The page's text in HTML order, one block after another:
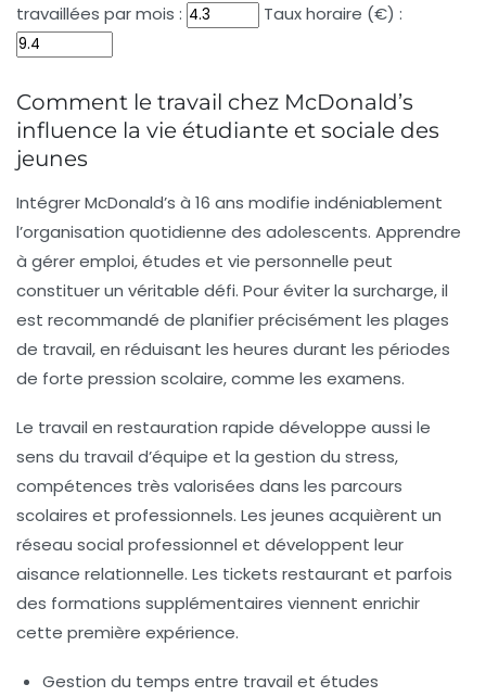
travaillées par mois :
Taux horaire (€) :
Comment le travail chez McDonald’s
influence la vie étudiante et sociale des
jeunes
Intégrer McDonald’s à 16 ans modifie indéniablement
l’organisation quotidienne des adolescents. Apprendre
à gérer emploi, études et vie personnelle peut
constituer un véritable défi. Pour éviter la surcharge, il
est recommandé de planifier précisément les plages
de travail, en réduisant les heures durant les périodes
de forte pression scolaire, comme les examens.
Le travail en restauration rapide développe aussi le
sens du travail d’équipe et la gestion du stress,
compétences très valorisées dans les parcours
scolaires et professionnels. Les jeunes acquièrent un
réseau social professionnel et développent leur
aisance relationnelle. Les tickets restaurant et parfois
des formations supplémentaires viennent enrichir
cette première expérience.
Gestion du temps entre travail et études